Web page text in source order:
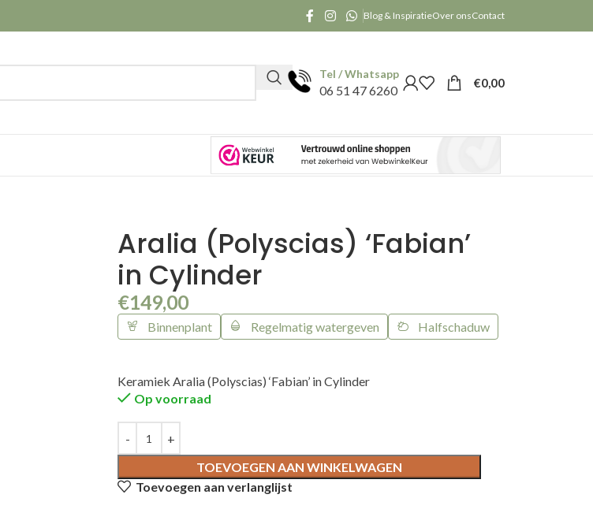
Blog & InspiratieOver onsContact
Tel / Whatsapp
06 51 47 6260
€0,00
Aralia (Polyscias) ‘Fabian’
in Cylinder
€149,00
Binnenplant Regelmatig watergeven Halfschaduw
Keramiek Aralia (Polyscias) ‘Fabian’ in Cylinder
Op voorraad
TOEVOEGEN AAN WINKELWAGEN
Toevoegen aan verlanglijst